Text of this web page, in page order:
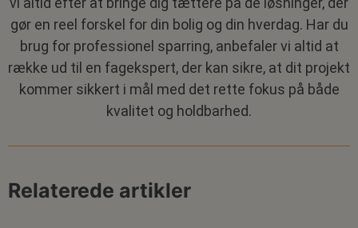
gør en reel forskel for din bolig og din hverdag. Har du
brug for professionel sparring, anbefaler vi altid at
række ud til en fagekspert, der kan sikre, at dit projekt
kommer sikkert i mål med det rette fokus på både
kvalitet og holdbarhed.
Relaterede artikler